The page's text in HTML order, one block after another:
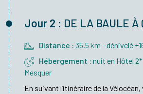
Jour 2 : DE LA BAULE À
Distance : 35.5 km - dénivelé
Hébergement : nuit en Hôtel
Mesquer
En suivant l’itinéraire de la